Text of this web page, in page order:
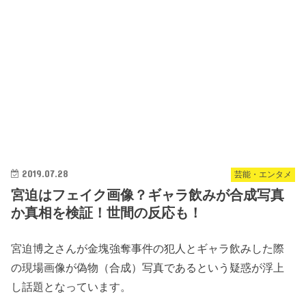
芸能・エンタメ
2019.07.28
宮迫はフェイク画像？ギャラ飲みが合成写真
か真相を検証！世間の反応も！
宮迫博之さんが金塊強奪事件の犯人とギャラ飲みした際
の現場画像が偽物（合成）写真であるという疑惑が浮上
し話題となっています。